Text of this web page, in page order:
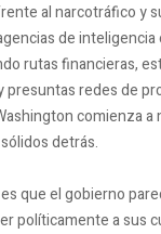
al narcotráfico y
de
rutas financieras,
presuntas redes de
comienza a
detrás.
que el gobierno
políticamente a sus